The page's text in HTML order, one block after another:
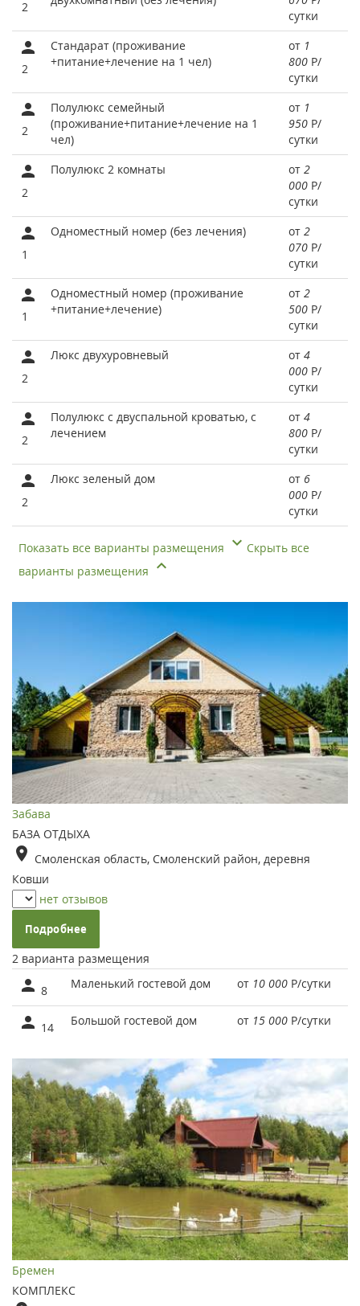
2
сутки
2
Стандарат (проживание
+питание+лечение на 1 чел)
от 1
800 Р/
сутки
2
Полулюкс семейный
(проживание+питание+лечение на 1
чел)
от 1
950 Р/
сутки
2
Полулюкс 2 комнаты от 2
000 Р/
сутки
1
Одноместный номер (без лечения) от 2
070 Р/
сутки
1
Одноместный номер (проживание
+питание+лечение)
от 2
500 Р/
сутки
2
Люкс двухуровневый от 4
000 Р/
сутки
2
Полулюкс с двуспальной кроватью, с
лечением
от 4
800 Р/
сутки
2
Люкс зеленый дом от 6
000 Р/
сутки
Показать все варианты размещения
Скрыть все
варианты размещения
Забава
БАЗА ОТДЫХА
Смоленская область, Смоленский район, деревня
Ковши
нет отзывов
Подробнее
2 варианта размещения
8 Маленький гостевой дом от 10 000 Р/сутки
14 Большой гостевой дом от 15 000 Р/сутки
Бремен
КОМПЛЕКС